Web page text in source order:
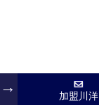
加盟川洋
加盟川洋